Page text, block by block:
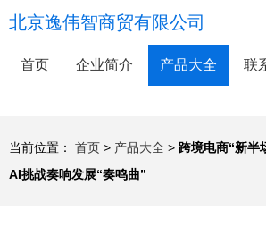
北京逸伟智商贸有限公司
首页 企业简介 产品大全 联
当前位置： 首页 > 产品大全 > 跨境电商“新半
AI挑战奏响发展“奏鸣曲”